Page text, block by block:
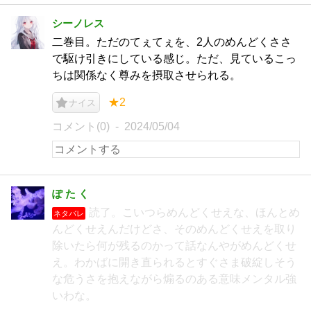
シーノレス
二巻目。ただのてぇてぇを、2人のめんどくささ
で駆け引きにしている感じ。ただ、見ているこっ
ちは関係なく尊みを摂取させられる。
ナイス ★2
コメント(0) 2024/05/04
ぽ た く
ネタバレ
読了。こいつらめんどくせえな、ほんとめ
んどくせえんだけどさ、そのめんどくせえを取り
除いたら何が残るのかって話なんやがめんどくせ
え。わかばに開き直られるとすぐさま破綻しそう
な危うさを抱えながら煽るのある意味メンタル強
いわな。